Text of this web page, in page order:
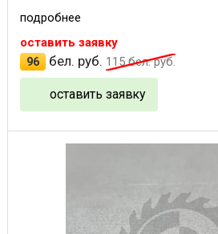
подробнее
оставить заявку
96
бел. руб. 115бел. руб.
оставить заявку